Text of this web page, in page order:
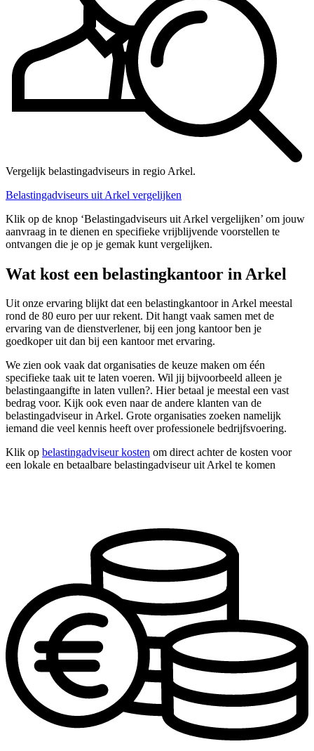
Vergelijk belastingadviseurs in regio Arkel.
Belastingadviseurs uit Arkel vergelijken
Klik op de knop ‘Belastingadviseurs uit Arkel vergelijken’ om jouw
aanvraag in te dienen en specifieke vrijblijvende voorstellen te
ontvangen die je op je gemak kunt vergelijken.
Wat kost een belastingkantoor in Arkel
Uit onze ervaring blijkt dat een belastingkantoor in Arkel meestal
rond de 80 euro per uur rekent. Dit hangt vaak samen met de
ervaring van de dienstverlener, bij een jong kantoor ben je
goedkoper uit dan bij een kantoor met ervaring.
We zien ook vaak dat organisaties de keuze maken om één
specifieke taak uit te laten voeren. Wil jij bijvoorbeeld alleen je
belastingaangifte in laten vullen?. Hier betaal je meestal een vast
bedrag voor. Kijk ook even naar de andere klanten van de
belastingadviseur in Arkel. Grote organisaties zoeken namelijk
iemand die veel kennis heeft over professionele bedrijfsvoering.
Klik op belastingadviseur kosten om direct achter de kosten voor
een lokale en betaalbare belastingadviseur uit Arkel te komen